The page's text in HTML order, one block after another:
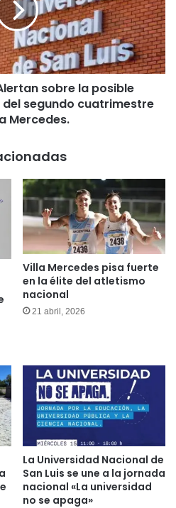
sobre la posible
del segundo cuatrimestre
Mercedes.
Villa Mercedes pisa fuerte
en la élite del atletismo
nacional
21 abril, 2026
La Universidad Nacional de
San Luis se une a la jornada
nacional «La universidad
no se apaga»